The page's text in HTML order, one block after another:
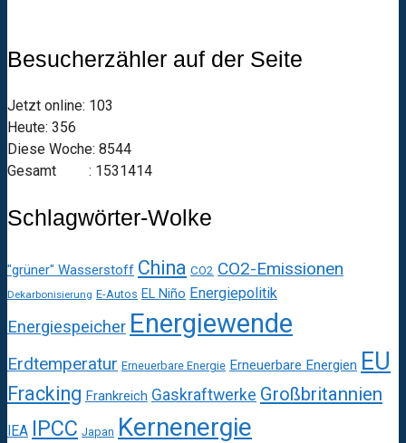
Besucherzähler auf der Seite
Jetzt online: 103
Heute: 356
Diese Woche: 8544
Gesamt : 1531414
Schlagwörter-Wolke
"grüner" Wasserstoff China CO2 CO2-Emissionen
Dekarbonisierung E-Autos EL Niño Energiepolitik
Energiespeicher Energiewende
Erdtemperatur Erneuerbare Energie Erneuerbare Energien EU
Fracking Frankreich Gaskraftwerke Großbritannien
IEA IPCC Japan Kernenergie